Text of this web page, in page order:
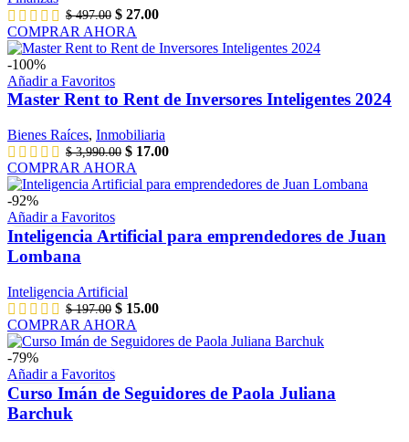
$497.00 El
precio
original
$ 497.00.
$ 27.00El
actual
COMPRAR AHORA
-100%
Añadir a Favoritos
Master Rent to Rent de Inversores Inteligentes 2024
Bienes Raíces, Inmobiliaria
$3,990.00 El
precio
original
$ 17.00El
actual
COMPRAR AHORA
-92%
Añadir a Favoritos
Inteligencia Artificial para emprendedores de Juan
Lombana
Inteligencia Artificial
$197.00 El
precio
original
$ 197.00.
$ 15.00El
actual
COMPRAR AHORA
-79%
Añadir a Favoritos
Curso Imán de Seguidores de Paola Juliana
Barchuk